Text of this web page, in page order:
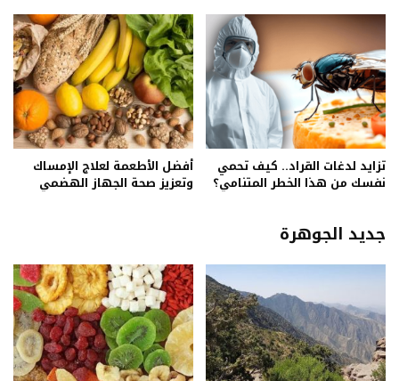
تزايد لدغات القراد.. كيف تحمي
نفسك من هذا الخطر المتنامي؟
أفضل الأطعمة لعلاج الإمساك
وتعزيز صحة الجهاز الهضمي
جديد الجوهرة